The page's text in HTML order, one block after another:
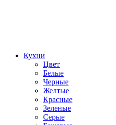
Кухни
Цвет
Белые
Черные
Желтые
Красные
Зеленые
Серые